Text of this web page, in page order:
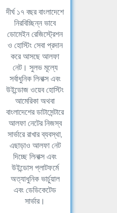
দীর্ঘ ১৭ বছর বাংলাদেশে
নিরবিচ্ছিন্ন ভাবে
ডোমেইন রেজিস্ট্রেশন
ও হোস্টিং সেবা প্রদান
করে আসছে আলফা
নেট। সুলভ মূল্যে
সর্বাধুনিক লিনাক্স এবং
উইন্ডোজ ওয়েব হোস্টিং
আমেরিকা অথবা
বাংলাদেশের ডাটাসেন্টারে
আলফা নেটের নিজস্ব
সার্ভারে রাখার ব্যবস্থা,
এছাড়াও আলফা নেট
দিচ্ছে লিনাক্স এবং
উইন্ডোস প্লাটফর্মে
অত্যাধুনিক ভার্চুয়াল
এবং ডেডিকেটেড
সার্ভার।